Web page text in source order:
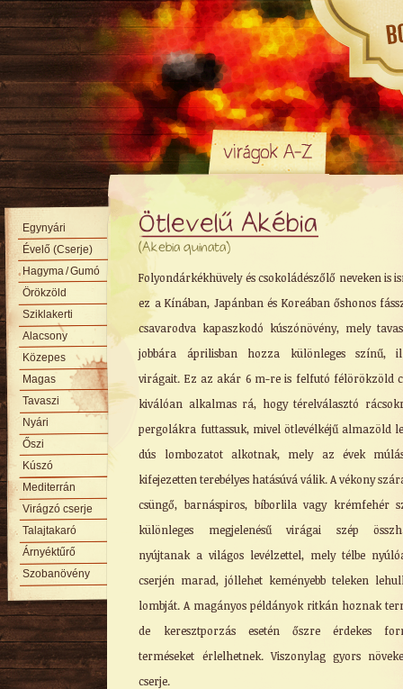
Ötlevelű Akébia
(Akebia quinata)
Folyondárkékhüvely és csokoládészőlő neveken is
ez a Kínában, Japánban és Koreában őshonos
csavarodva kapaszkodó kúszónövény, mely
jobbára áprilisban hozza különleges színű,
virágait. Ez az akár 6 m-re is felfutó félörökzöld
kiválóan alkalmas rá, hogy térelválasztó
pergolákra futtassuk, mivel ötlevélkéjű almazöld
dús lombozatot alkotnak, mely az évek
kifejezetten terebélyes hatásúvá válik. A vékony
csüngő, barnáspiros, bíborlila vagy krémfehér
különleges megjelenésű virágai szép
nyújtanak a világos levélzettel, mely télbe
cserjén marad, jóllehet keményebb teleken
lombját. A magányos példányok ritkán hoznak
de keresztporzás esetén őszre érdekes
terméseket érlelhetnek. Viszonylag gyors
cserje.
Egynyári
Évelő (Cserje)
Hagyma/ Gumó
Örökzöld
Sziklakerti
Alacsony
Közepes
Magas
Tavaszi
Nyári
Őszi
Kúszó
Mediterrán
Virágzó cserje
Talajtakaró
Árnyéktűrő
Szobanövény